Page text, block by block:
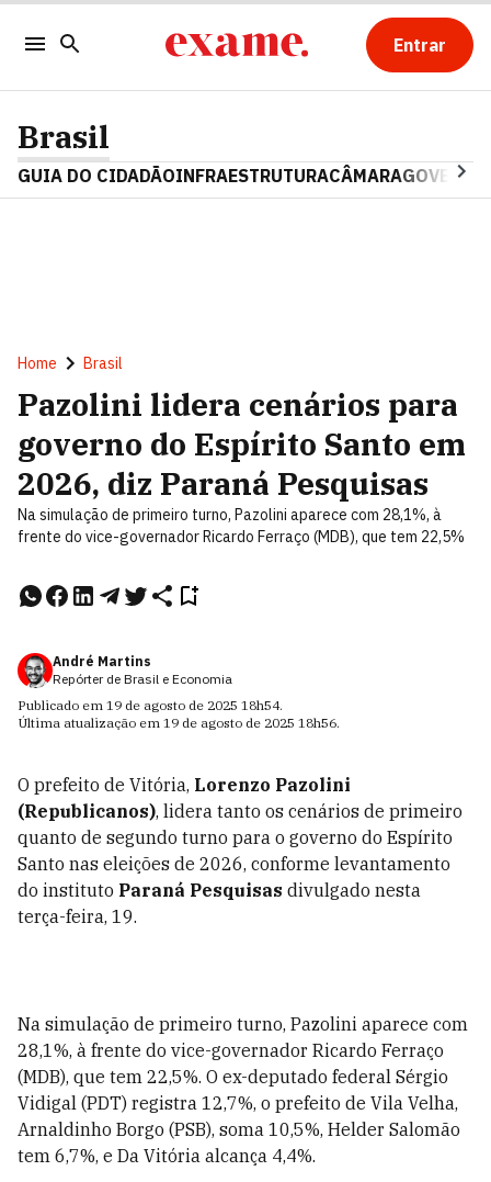
Entrar
Brasil
GUIA DO CIDADÃOINFRAESTRUTURACÂMARAGOVERNO
Home Brasil
Pazolini lidera cenários para
governo do Espírito Santo em
2026, diz Paraná Pesquisas
Na simulação de primeiro turno, Pazolini aparece com 28,1%, à
frente do vice-governador Ricardo Ferraço (MDB), que tem 22,5%
André Martins
Repórter de Brasil e Economia
Publicado em 19 de agosto de 2025 18h54.
Última atualização em 19 de agosto de 2025 18h56.
O prefeito de Vitória, Lorenzo Pazolini
(Republicanos), lidera tanto os cenários de primeiro
quanto de segundo turno para o governo do Espírito
Santo nas eleições de 2026, conforme levantamento
do instituto Paraná Pesquisas divulgado nesta
terça-feira, 19.
Na simulação de primeiro turno, Pazolini aparece com
28,1%, à frente do vice-governador Ricardo Ferraço
(MDB), que tem 22,5%. O ex-deputado federal Sérgio
Vidigal (PDT) registra 12,7%, o prefeito de Vila Velha,
Arnaldinho Borgo (PSB), soma 10,5%, Helder Salomão
tem 6,7%, e Da Vitória alcança 4,4%.